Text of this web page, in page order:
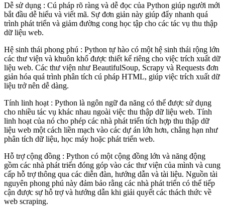
Dễ sử dụng : Cú pháp rõ ràng và dễ đọc của Python giúp người mới
bắt đầu dễ hiểu và viết mã. Sự đơn giản này giúp đẩy nhanh quá
trình phát triển và giảm đường cong học tập cho các tác vụ thu thập
dữ liệu web.
Hệ sinh thái phong phú : Python tự hào có một hệ sinh thái rộng lớn
các thư viện và khuôn khổ được thiết kế riêng cho việc trích xuất dữ
liệu web. Các thư viện như BeautifulSoup, Scrapy và Requests đơn
giản hóa quá trình phân tích cú pháp HTML, giúp việc trích xuất dữ
liệu trở nên dễ dàng.
Tính linh hoạt : Python là ngôn ngữ đa năng có thể được sử dụng
cho nhiều tác vụ khác nhau ngoài việc thu thập dữ liệu web. Tính
linh hoạt của nó cho phép các nhà phát triển tích hợp thu thập dữ
liệu web một cách liền mạch vào các dự án lớn hơn, chẳng hạn như
phân tích dữ liệu, học máy hoặc phát triển web.
Hỗ trợ cộng đồng : Python có một cộng đồng lớn và năng động
gồm các nhà phát triển đóng góp vào các thư viện của mình và cung
cấp hỗ trợ thông qua các diễn đàn, hướng dẫn và tài liệu. Nguồn tài
nguyên phong phú này đảm bảo rằng các nhà phát triển có thể tiếp
cận được sự hỗ trợ và hướng dẫn khi giải quyết các thách thức về
web scraping.